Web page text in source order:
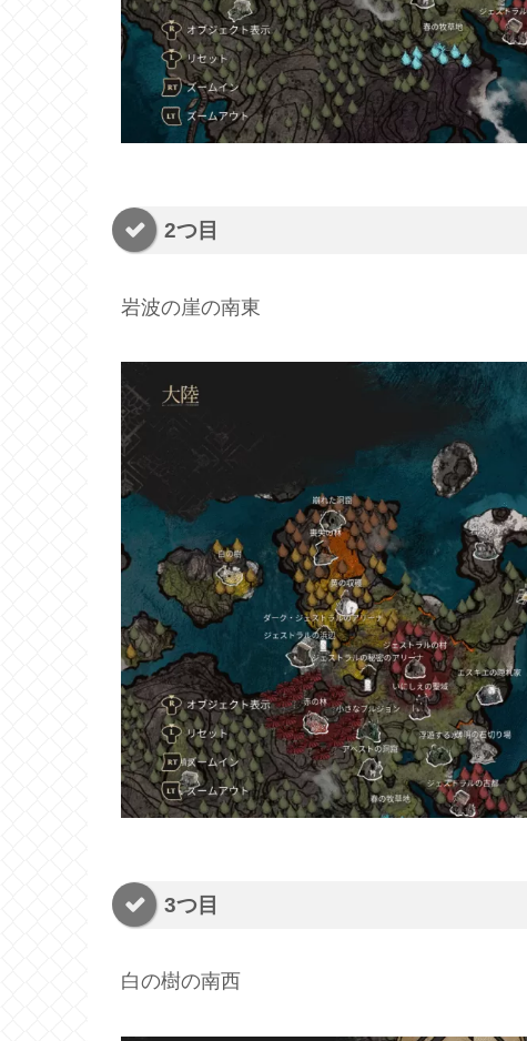
2つ目
岩波の崖の南東
3つ目
白の樹の南西